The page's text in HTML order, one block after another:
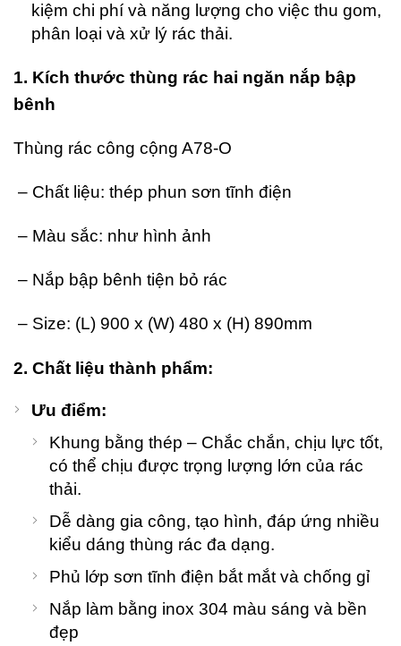
kiệm chi phí và năng lượng cho việc thu gom,
phân loại và xử lý rác thải.
1. Kích thước thùng rác hai ngăn nắp bập
bênh
Thùng rác công cộng A78-O
– Chất liệu: thép phun sơn tĩnh điện
– Màu sắc: như hình ảnh
– Nắp bập bênh tiện bỏ rác
– Size: (L) 900 x (W) 480 x (H) 890mm
2. Chất liệu thành phẩm:
Ưu điểm:
Khung bằng thép – Chắc chắn, chịu lực tốt,
có thể chịu được trọng lượng lớn của rác
thải.
Dễ dàng gia công, tạo hình, đáp ứng nhiều
kiểu dáng thùng rác đa dạng.
Phủ lớp sơn tĩnh điện bắt mắt và chống gỉ
Nắp làm bằng inox 304 màu sáng và bền
đẹp